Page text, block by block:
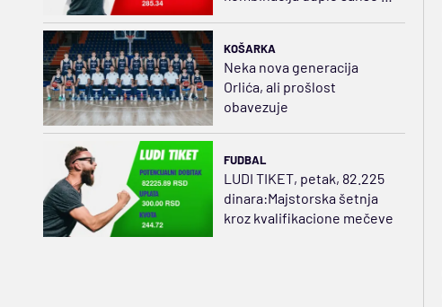
KOŠARKA
Neka nova generacija
Orlića, ali prošlost
obavezuje
FUDBAL
LUDI TIKET, petak, 82.225
dinara:Majstorska šetnja
kroz kvalifikacione mečeve